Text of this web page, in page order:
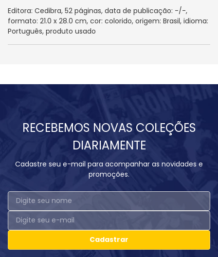
Editora: Cedibra, 52 páginas, data de publicação: -/-,
formato: 21.0 x 28.0 cm, cor: colorido, origem: Brasil, idioma:
Português, produto usado
RECEBEMOS NOVAS COLEÇÕES
DIARIAMENTE
Cadastre seu e-mail para acompanhar as novidades e
promoções.
Cadastrar